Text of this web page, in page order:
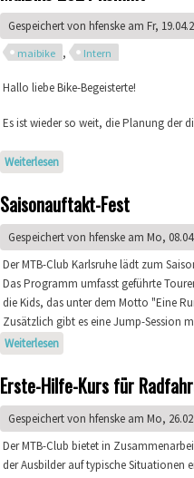
Gespeichert von hfenske am Fr,
maibike , Intern
Hallo liebe Bike-Begeisterte!
Es ist wieder so weit, die Planung der
Weiterlesen
Saisonauftakt-Fest
Gespeichert von hfenske am Mo,
Der MTB-Club Karlsruhe lädt zum
Das Programm umfasst geführte
die Kids, das unter dem Motto "Eine
Zusätzlich gibt es eine Jump-Session
Weiterlesen
Erste-Hilfe-Kurs für
Gespeichert von hfenske am Mo,
Der MTB-Club bietet in
der Ausbilder auf typische Situationen